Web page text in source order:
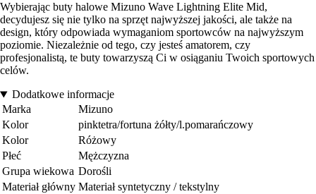
Wybierając buty halowe Mizuno Wave Lightning Elite Mid,
decydujesz się nie tylko na sprzęt najwyższej jakości, ale także na
design, który odpowiada wymaganiom sportowców na najwyższym
poziomie. Niezależnie od tego, czy jesteś amatorem, czy
profesjonalistą, te buty towarzyszą Ci w osiąganiu Twoich sportowych
celów.
Dodatkowe informacje
Marka
Mizuno
Kolor
pinktetra/fortuna żółty/l.pomarańczowy
Kolor
Różowy
Płeć
Mężczyzna
Grupa wiekowa Dorośli
Materiał główny Materiał syntetyczny / tekstylny